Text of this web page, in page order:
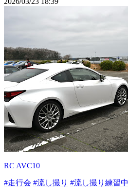
RC AVC10
#走行会 #流し撮り #流し撮り練習中